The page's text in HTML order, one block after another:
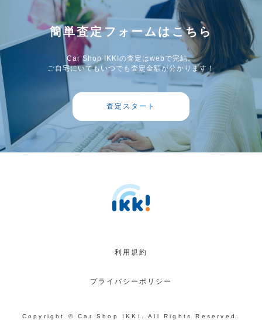
簡単査定フォームはこちら
Car Shop IKKIの査定はwebで完結。
ご自宅にいてもいつでも査定金額が分かります！
査定スタート
利用規約
プライバシーポリシー
Copyright © Car Shop IKKI. All Rights Reserved.